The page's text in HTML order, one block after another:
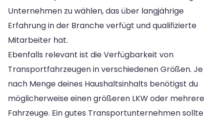
Unternehmen zu wählen, das über langjährige
Erfahrung in der Branche verfügt und qualifizierte
Mitarbeiter hat.
Ebenfalls relevant ist die Verfügbarkeit von
Transportfahrzeugen in verschiedenen Größen. Je
nach Menge deines Haushaltsinhalts benötigst du
möglicherweise einen größeren LKW oder mehrere
Fahrzeuge. Ein gutes Transportunternehmen sollte